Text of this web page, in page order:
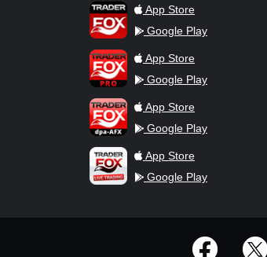
TraderFox AppApp Store
Google Play
TraderFox ProApp Store
Google Play
TraderFox dpa-AFX ProFeed
App Store
Google Play
TraderFox Live Trading
App Store
Google Play
offizielle Social Media-Accounts